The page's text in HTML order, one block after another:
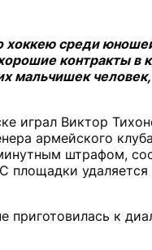
хоккею среди
контракты в
мальчишек
играл Виктор
армейского
штрафом,
площадки
приготовилась к